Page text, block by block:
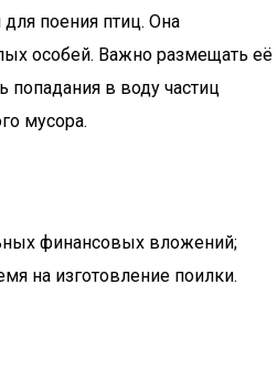
поения птиц. Она
особей. Важно размещать её
попадания в воду частиц
мусора.
финансовых вложений;
на изготовление поилки.